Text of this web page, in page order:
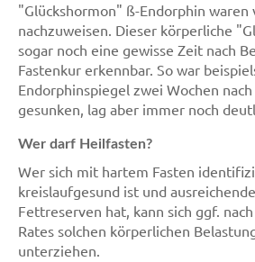
"Glückshormon" ß-Endorphin
nachzuweisen. Dieser körperliche
sogar noch eine gewisse Zeit nach
Fastenkur erkennbar. So war
Endorphinspiegel zwei Wochen
gesunken, lag aber immer noch
Wer darf Heilfasten?
Wer sich mit hartem Fasten
kreislaufgesund ist und
Fettreserven hat, kann sich ggf.
Rates solchen körperlichen
unterziehen.